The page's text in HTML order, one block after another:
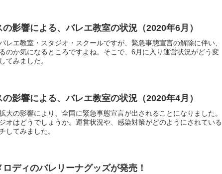
影響による、バレエ教室の状況（2020年6月）
レエ教室・スタジオ・スクールですが、緊急事態宣言の解除に伴い、
のか気になるところですよね。そこで、6月に入り運営状況がどう変
てみました。
影響による、バレエ教室の状況（2020年4月）
大の影響により、全国に緊急事態宣言が出されることになりました。
オはどうでしょうか。運営状況や、感染対策がどのようにされている
してみました。
ディのバレリーナグッズが発売！